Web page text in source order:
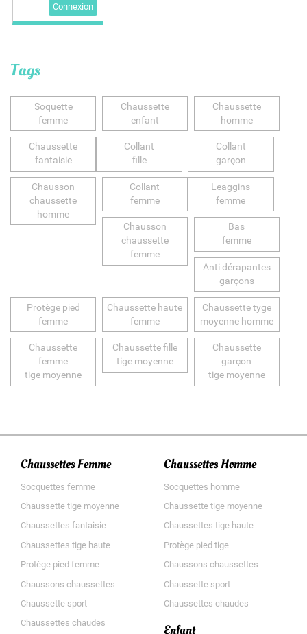
Connexion
Tags
Soquette
femme
Chaussette
enfant
Chaussette
homme
Chaussette
fantaisie
Collant
fille
Collant
garçon
Chausson
chaussette
homme
Collant
femme
Leaggins
femme
Chausson
chaussette
femme
Bas
femme
Anti dérapantes
garçons
Protège pied
femme
Chaussette haute
femme
Chaussette tyge
moyenne homme
Chaussette
femme
tige moyenne
Chaussette fille
tige moyenne
Chaussette
garçon
tige moyenne
Chaussettes Femme
Socquettes femme
Chaussette tige moyenne
Chaussettes fantaisie
Chaussettes tige haute
Protège pied femme
Chaussons chaussettes
Chaussette sport
Chaussettes chaudes
Chaussettes Homme
Socquettes homme
Chaussette tige moyenne
Chaussettes tige haute
Protège pied tige
Chaussons chaussettes
Chaussette sport
Chaussettes chaudes
Enfant